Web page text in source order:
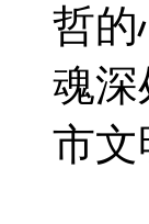
哲的
魂深
市文